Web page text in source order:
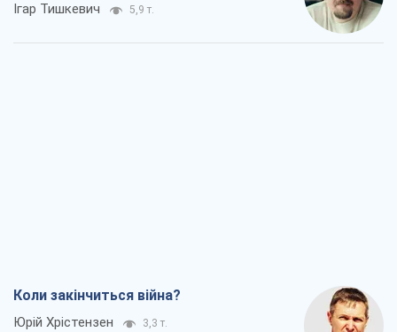
Ігар Тишкевич 5,9 т.
Коли закінчиться війна?
Юрій Хрістензен 3,3 т.